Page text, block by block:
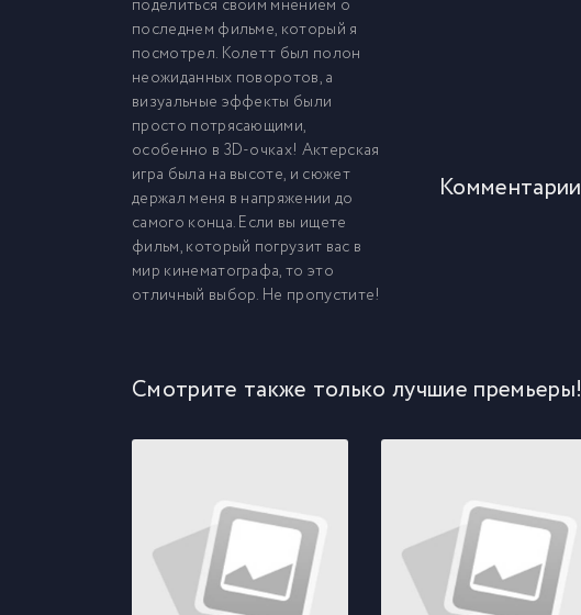
поделиться своим мнением о
последнем фильме, который я
посмотрел. Колетт был полон
неожиданных поворотов, а
визуальные эффекты были
просто потрясающими,
особенно в 3D-очках! Актерская
игра была на высоте, и сюжет
держал меня в напряжении до
самого конца. Если вы ищете
фильм, который погрузит вас в
мир кинематографа, то это
отличный выбор. Не пропустите!
Комментарии
Смотрите также только лучшие премьеры!